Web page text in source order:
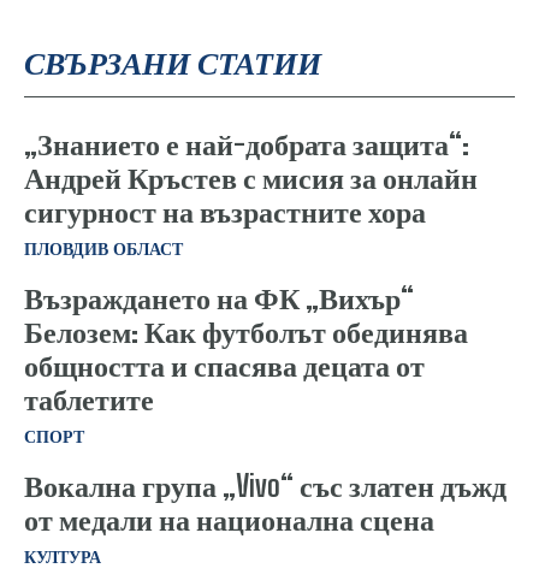
СВЪРЗАНИ СТАТИИ
„Знанието е най-добрата защита“:
Андрей Кръстев с мисия за онлайн
сигурност на възрастните хора
ПЛОВДИВ ОБЛАСТ
Възраждането на ФК „Вихър“
Белозем: Как футболът обединява
общността и спасява децата от
таблетите
СПОРТ
Вокална група „Vivo“ със златен дъжд
от медали на национална сцена
КУЛТУРА